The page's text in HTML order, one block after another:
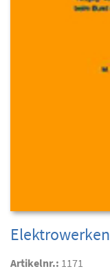
Elektrowerken
Artikelnr.: 1171